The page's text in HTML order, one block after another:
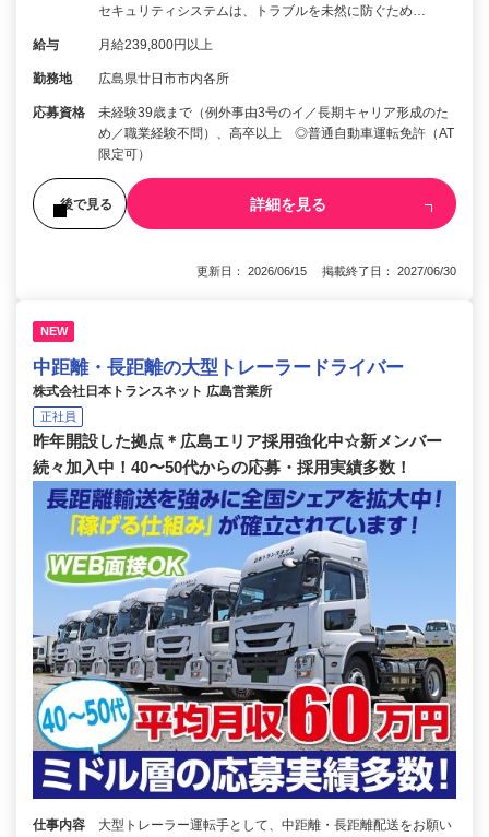
セキュリティシステムは、トラブルを未然に防ぐため…
給与 月給239,800円以上
勤務地 広島県廿日市市内各所
応募資格
未経験39歳まで（例外事由3号のイ／長期キャリア形成のた
め／職業経験不問）、高卒以上 ◎普通自動車運転免許（AT
限定可）
後で見る 詳細を見る
更新日： 2026/06/15 掲載終了日： 2027/06/30
NEW
中距離・長距離の大型トレーラードライバー
株式会社日本トランスネット 広島営業所
正社員
昨年開設した拠点＊広島エリア採用強化中☆新メンバー
続々加入中！40〜50代からの応募・採用実績多数！
仕事内容 大型トレーラー運転手として、中距離・長距離配送をお願い